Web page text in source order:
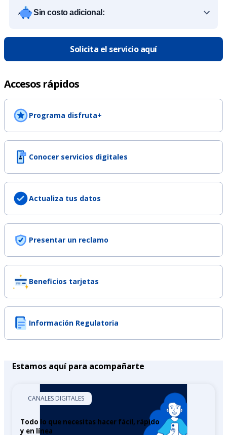
Sin costo adicional:
Solicita el servicio aquí
Accesos rápidos
Programa disfruta+
Conocer servicios digitales
Actualiza tus datos
Presentar un reclamo
Beneficios tarjetas
Información Regulatoria
Estamos aquí para acompañarte
CANALES DIGITALES
Todo lo que necesitas hacer fácil, rápido
y en línea